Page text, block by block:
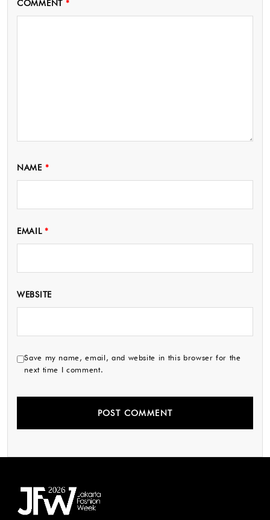
COMMENT *
NAME *
EMAIL*
WEBSITE
Save my name, email, and website in this browser for the
next time I comment.